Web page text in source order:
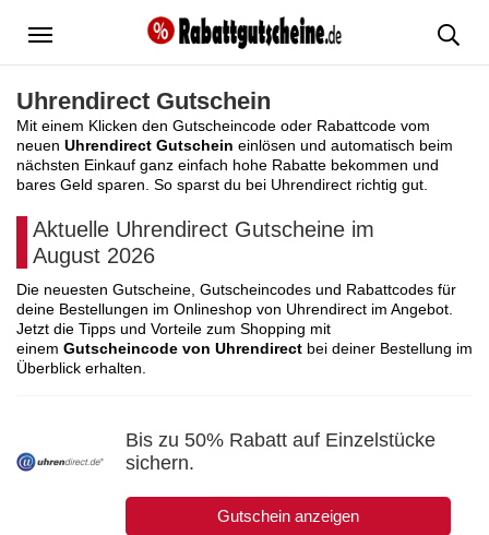
Menü
Uhrendirect Gutschein
Mit einem Klicken den Gutscheincode oder Rabattcode vom
neuen Uhrendirect Gutschein einlösen und automatisch beim
nächsten Einkauf ganz einfach hohe Rabatte bekommen und
bares Geld sparen. So sparst du bei Uhrendirect richtig gut.
Aktuelle Uhrendirect Gutscheine im
August 2026
Die neuesten Gutscheine, Gutscheincodes und Rabattcodes für
deine Bestellungen im Onlineshop von Uhrendirect im Angebot.
Jetzt die Tipps und Vorteile zum Shopping mit
einem Gutscheincode von Uhrendirect bei deiner Bestellung im
Überblick erhalten.
Bis zu 50% Rabatt auf Einzelstücke
sichern.
Gutschein anzeigen